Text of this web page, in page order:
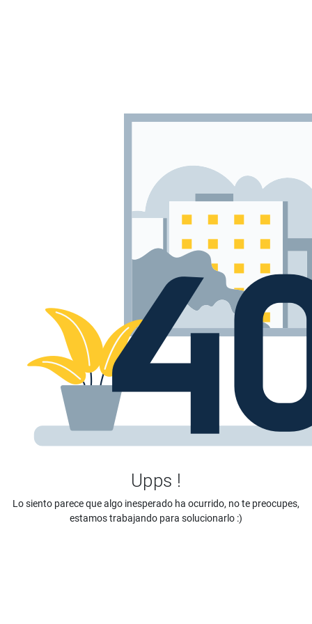
Upps !
Lo siento parece que algo inesperado ha ocurrido, no te preocupes,
estamos trabajando para solucionarlo :)